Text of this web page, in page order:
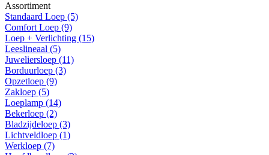
Assortiment
Standaard Loep (5)
Comfort Loep (9)
Loep + Verlichting (15)
Leeslineaal (5)
Juweliersloep (11)
Borduurloep (3)
Opzetloep (9)
Zakloep (5)
Loeplamp (14)
Bekerloep (2)
Bladzijdeloep (3)
Lichtveldloep (1)
Werkloep (7)